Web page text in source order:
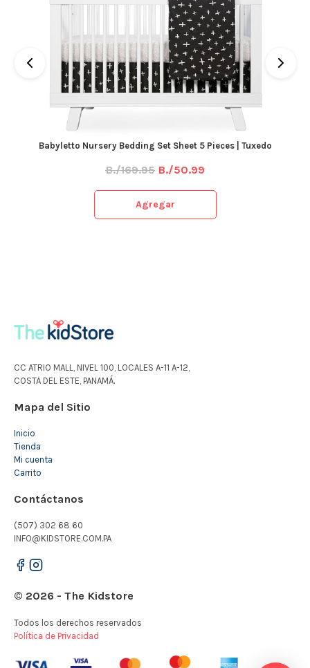
Babyletto Nursery Bedding Set Sheet 5 Pieces | Tuxedo
B./169.95 B./50.99
Agregar
CC ATRIO MALL, NIVEL 100, LOCALES A-11 A-12,
COSTA DEL ESTE, PANAMÁ.
Mapa del Sitio
Inicio
Tienda
Mi cuenta
Carrito
Contáctanos
(507) 302 68 60
INFO@KIDSTORE.COM.PA
© 2026 - The Kidstore
Todos los derechos reservados
Política de Privacidad